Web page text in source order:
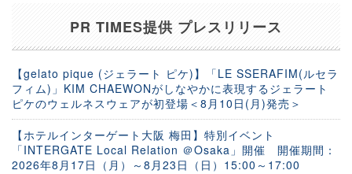
PR TIMES提供 プレスリリース
【gelato pique (ジェラート ピケ)】「LE SSERAFIM(ルセラ
フィム)」KIM CHAEWONがしなやかに表現するジェラート
ピケのウェルネスウェアが初登場＜8月10日(月)発売＞
【ホテルインターゲート大阪 梅田】特別イベント
「INTERGATE Local Relation ＠Osaka」開催 開催期間：
2026年8月17日（月）～8月23日（日）15:00～17:00